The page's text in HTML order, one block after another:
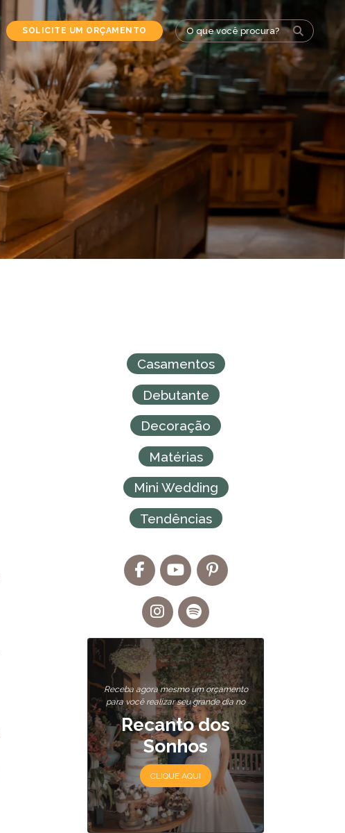
SOLICITE UM ORÇAMENTO
Casamentos
Debutante
Decoração
Matérias
Mini Wedding
Tendências
Receba agora mesmo um orçamento
para você realizar seu grande dia no
Recanto dos
Sonhos
CLIQUE AQUI